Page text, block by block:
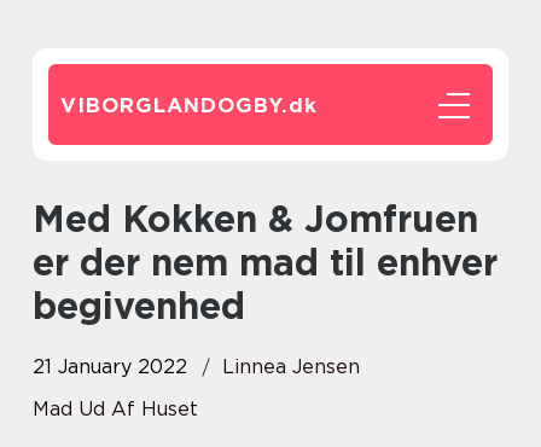
VIBORGLANDOGBY.dk
Med Kokken & Jomfruen
er der nem mad til enhver
begivenhed
21 January 2022
Linnea Jensen
Mad Ud Af Huset